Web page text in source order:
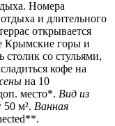
Номера
и длительного
открывается
Крымские горы и
столик со стульями,
кофе на
на 10
место*. Вид из
50 м². Ванная